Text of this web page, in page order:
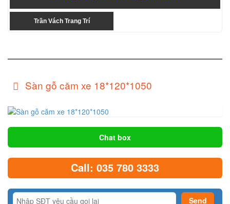
Trần Vách Trang Trí
Sàn gỗ căm xe 18*120*1050
Chat box
Call: 035 780 3333